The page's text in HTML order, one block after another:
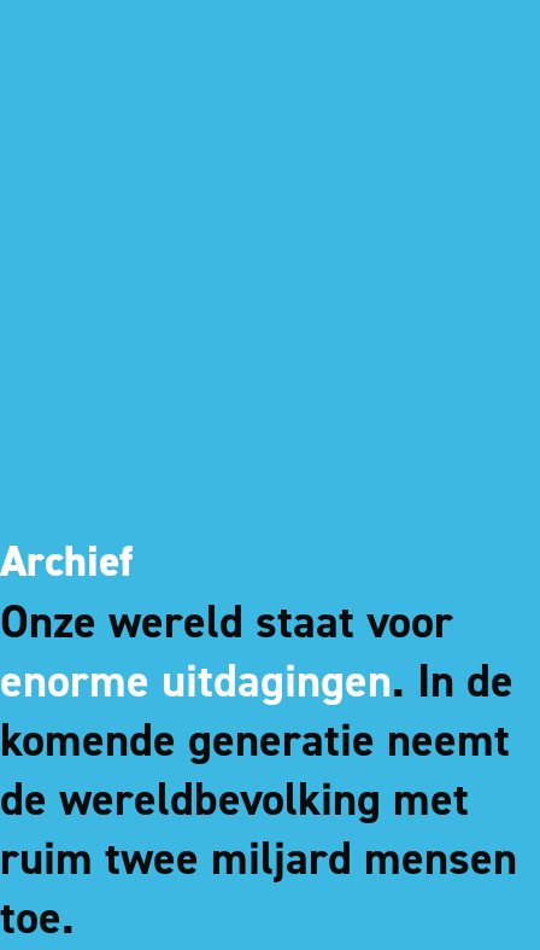
Archief
Onze wereld staat voor
enorme uitdagingen. In de
komende generatie neemt
de wereldbevolking met
ruim twee miljard mensen
toe.